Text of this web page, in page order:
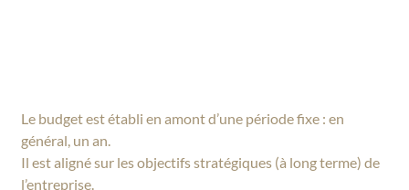
Le budget est établi en amont d’une période fixe : en
général, un an.
Il est aligné sur les objectifs stratégiques (à long terme) de
l’entreprise.